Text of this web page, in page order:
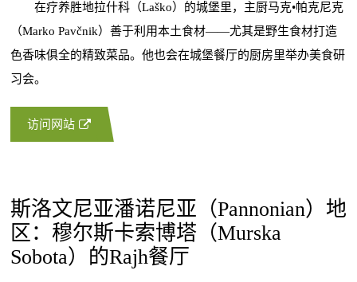
在疗养胜地拉什科（Laško）的城堡里，主厨马克•帕克尼克
（Marko Pavčnik）善于利用本土食材——尤其是野生食材打造
色香味俱全的精致菜品。他也会在城堡餐厅的厨房里举办美食研
习会。
访问网站
斯洛文尼亚潘诺尼亚（Pannonian）地
区：穆尔斯卡索博塔（Murska
Sobota）的Rajh餐厅